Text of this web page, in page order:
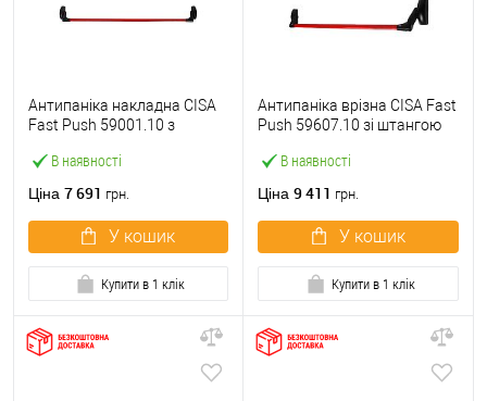
В наявності
Антипаніка накладна CISA
Fast Push 59001.10 з
мм червона
Ціна 7 691 грн.
У кошик
Купити в 1 клік
В наявності
Антипаніка врізна CISA Fast
Push 59607.10 зі штангою
Ціна 9 411 грн.
У кошик
Купити в 1 клік